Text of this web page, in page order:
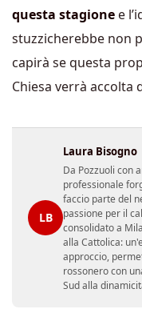
questa stagione e
stuzzicherebbe non
capirà se questa
Chiesa verrà accolta
LB
Laura Bisogno
Da Pozzuoli con
professionale
faccio parte del
passione per il
consolidato a
alla Cattolica:
approccio,
rossonero con
Sud alla